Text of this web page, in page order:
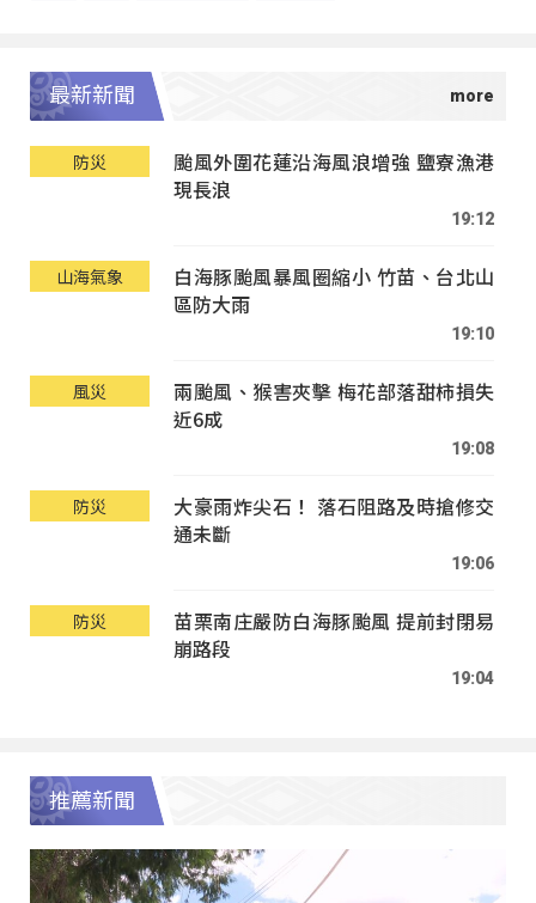
最新新聞
防災
颱風外圍花蓮沿海風浪增強 鹽寮漁港
現長浪
19:12
山海氣象
白海豚颱風暴風圈縮小 竹苗、台北山
區防大雨
19:10
風災
兩颱風、猴害夾擊 梅花部落甜柿損失
近6成
19:08
防災
大豪雨炸尖石！ 落石阻路及時搶修交
通未斷
19:06
防災
苗栗南庄嚴防白海豚颱風 提前封閉易
崩路段
19:04
推薦新聞